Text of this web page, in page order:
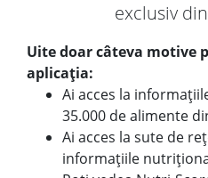
exclusiv
Uite doar câteva motive
aplicația:
Ai acces la
35.000 de alimente
Ai acces la sute de
informațiile